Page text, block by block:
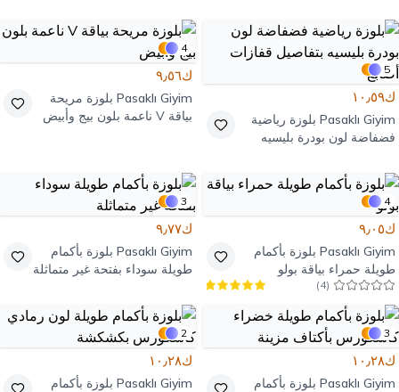
5
ك١٠٫٥٩
Pasaklı Giyim بلوزة رياضية
فضفاضة لون بودرة بليسيه
4
ك٩٫٥٦
Pasaklı Giyim بلوزة مريحة
بياقة V ناعمة بلون بيج وأبيض
4
ك٩٫٠٥
Pasaklı Giyim بلوزة بأكمام
طويلة حمراء بياقة بولو
(
4
)
3
ك٩٫٧٧
Pasaklı Giyim بلوزة بأكمام
طويلة سوداء بفتحة غير متماثلة
3
ك١٠٫٢٨
Pasaklı Giyim بلوزة بأكمام
2
ك١٠٫٢٨
Pasaklı Giyim بلوزة بأكمام